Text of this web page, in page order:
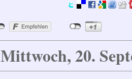
Mittwoch, 20.